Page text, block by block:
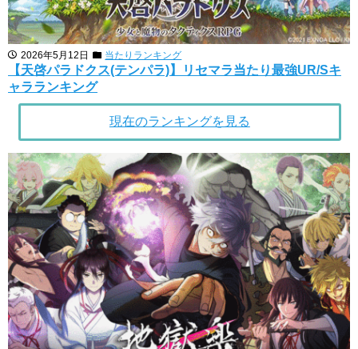
2026年5月12日 当たりランキング
【天啓パラドクス(テンパラ)】リセマラ当たり最強UR/Sキ
ャラランキング
現在のランキングを見る